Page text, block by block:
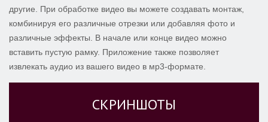
другие. При обработке видео вы можете создавать монтаж,
комбинируя его различные отрезки или добавляя фото и
различные эффекты. В начале или конце видео можно
вставить пустую рамку. Приложение также позволяет
извлекать аудио из вашего видео в мр3-формате.
СКРИНШОТЫ